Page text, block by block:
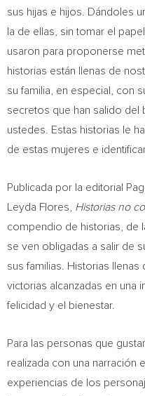
sus hijas e hijos. Dándoles
la de ellas, sin tomar el
usaron para proponerse
historias están llenas de
su familia, en especial, con
secretos que han salido del
ustedes. Estas historias le
de estas mujeres e
Publicada por la editorial
Leyda Flores
Historias no
compendio de historias, de
se ven obligadas a salir de
sus familias. Historias
victorias alcanzadas en una
felicidad y el bienestar.
Para las personas que
realizada con una narración
experiencias de los